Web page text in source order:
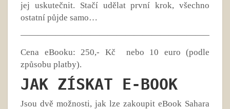
jej uskutečnit. Stačí udělat první krok, všechno
ostatní půjde samo…
Cena eBooku: 250,- Kč nebo 10 euro (podle
způsobu platby).
JAK ZÍSKAT E-BOOK
Jsou dvě možnosti, jak lze zakoupit eBook Sahara